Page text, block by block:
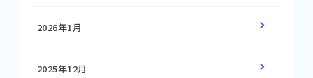
2026年1月
2025年12月